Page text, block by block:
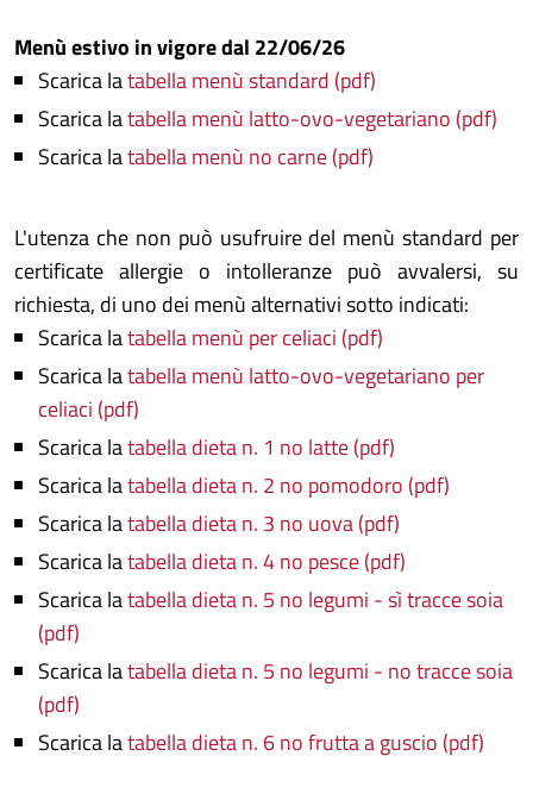
Menù estivo in vigore dal 22/06/26
Scarica latabella menù standard (pdf)
Scarica latabella menù latto-ovo-vegetariano (pdf)
Scarica latabella menù no carne (pdf)
L'utenza che non può usufruire del menù standard per
certificate allergie o intolleranze può avvalersi, su
richiesta, di uno dei menù alternativi sotto indicati:
Scarica latabella menù per celiaci (pdf)
Scarica latabella menù latto-ovo-vegetariano per
celiaci (pdf)
Scarica latabella dieta n. 1 no latte (pdf)
Scarica latabella dieta n. 2 no pomodoro (pdf)
Scarica latabella dieta n. 3 no uova (pdf)
Scarica latabella dieta n. 4 no pesce (pdf)
Scarica latabella dieta n. 5 no legumi - sì tracce soia
(pdf)
Scarica latabella dieta n. 5 no legumi - no tracce soia
(pdf)
Scarica latabella dieta n. 6 no frutta a guscio (pdf)